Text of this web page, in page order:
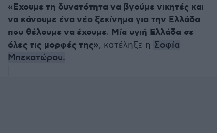
«Εχουμε τη δυνατότητα να βγούμε νικητές και
να κάνουμε ένα νέο ξεκίνημα για την Ελλάδα
που θέλουμε να έχουμε. Μία υγιή Ελλάδα σε
όλες τις μορφές της», κατέληξε η Σοφία
Μπεκατώρου.